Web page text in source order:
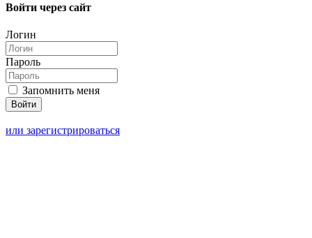
Войти через сайт
Логин
Пароль
Запомнить меня
или зарегистрироваться